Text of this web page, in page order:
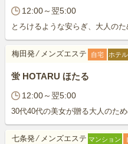
12:00～翌5:00
とろけるような安らぎ、大人の
梅田発⁄ メンズエステ ホテル
自宅
蛍 HOTARU ほたる
12:00～翌5:00
30代40代の美女が贈る大人のた
七条発⁄ メンズエステ マンション